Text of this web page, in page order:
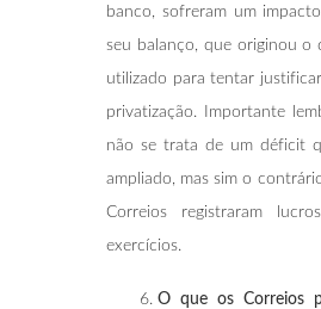
banco, sofreram um
seu balanço, que originou o
utilizado para tentar
privatização. Importante
não se trata de um déficit
ampliado, mas sim o
Correios registraram
exercícios.
O que os Correios